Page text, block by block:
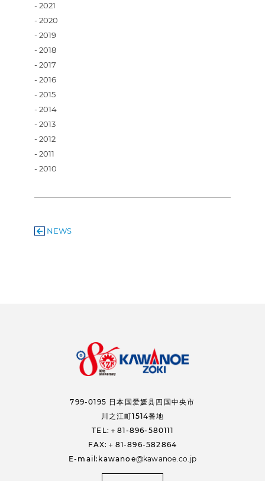
2021
2020
2019
2018
2017
2016
2015
2014
2013
2012
2011
2010
NEWS
799-0195 日本国爱媛县四国中央市
川之江町1514番地
TEL:＋81-896-580111
FAX:＋81-896-582864
E-mail:kawanoe
kawanoe.co.jp